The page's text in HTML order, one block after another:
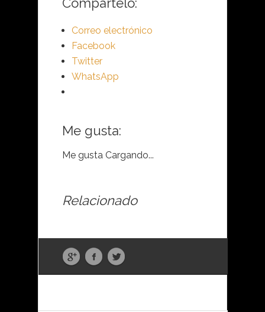
Compártelo:
Correo electrónico
Facebook
Twitter
WhatsApp
Me gusta:
Me gusta Cargando...
Relacionado